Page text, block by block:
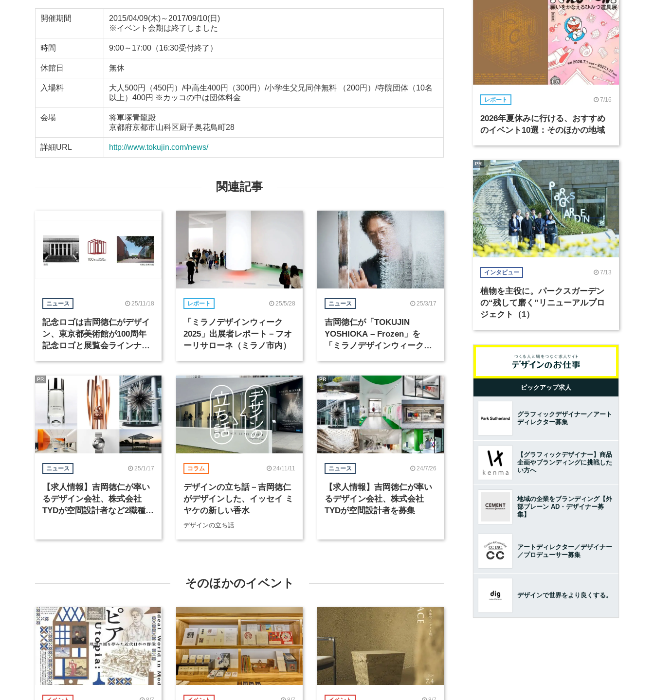
開催期間
2015/04/09(木)～2017/09/10(日)
※イベント会期は終了しました
時間 9:00～17:00（16:30受付終了）
休館日 無休
入場料
大人500円（450円）/中高生400円（300円）/小学生父兄同伴無料 （200円）/寺院団体（10名
以上）400円 ※カッコの中は団体料金
会場
将軍塚青龍殿
京都府京都市山科区厨子奥花鳥町28
詳細URL http://www.tokujin.com/news/
関連記事
ニュース 25/11/18
記念ロゴは吉岡徳仁がデザイ
ン、東京都美術館が100周年
記念ロゴと展覧会ラインナッ
レポート 25/5/28
「ミラノデザインウィーク
2025」出展者レポート－フオ
ーリサローネ（ミラノ市内）
ニュース 25/3/17
吉岡徳仁が「TOKUJIN
YOSHIOKA – Frozen」を
「ミラノデザインウィーク
ニュース 25/1/17
【求人情報】吉岡徳仁が率い
るデザイン会社、株式会社
TYDが空間設計者など2職種を
PR
コラム 24/11/11
デザインの立ち話－吉岡徳仁
がデザインした、イッセイ ミ
ヤケの新しい香水
デザインの立ち話
ニュース 24/7/26
【求人情報】吉岡徳仁が率い
るデザイン会社、株式会社
TYDが空間設計者を募集
PR
そのほかのイベント
レポート 7/16
2026年夏休みに行ける、おすすめ
のイベント10選：そのほかの地域
インタビュー 7/13
植物を主役に。パークスガーデン
の“残して磨く”リニューアルプロ
ジェクト（1）
PR
ピックアップ求人
グラフィックデザイナー／アート
ディレクター募集
【グラフィックデザイナー】商品
企画やブランディングに挑戦した
い方へ
地域の企業をブランディング【外
部ブレーン AD・デザイナー募
集】
アートディレクター／デザイナー
／プロデューサー募集
デザインで世界をより良くする。